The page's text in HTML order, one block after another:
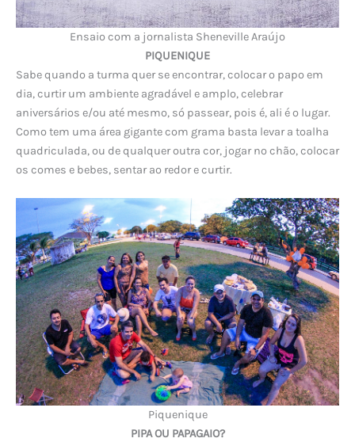
Ensaio com a jornalista Sheneville Araújo
PIQUENIQUE
Sabe quando a turma quer se encontrar, colocar o papo em
dia, curtir um ambiente agradável e amplo, celebrar
aniversários e/ou até mesmo, só passear, pois é, ali é o lugar.
Como tem uma área gigante com grama basta levar a toalha
quadriculada, ou de qualquer outra cor, jogar no chão, colocar
os comes e bebes, sentar ao redor e curtir.
Piquenique
PIPA OU PAPAGAIO?